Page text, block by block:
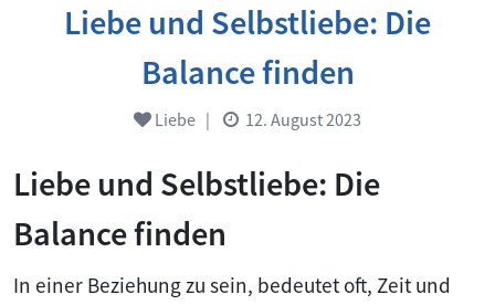
Liebe und Selbstliebe: Die
Balance finden
Liebe | 12. August 2023
Liebe und Selbstliebe: Die
Balance finden
In einer Beziehung zu sein, bedeutet oft, Zeit und